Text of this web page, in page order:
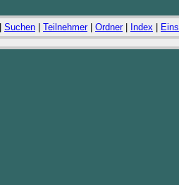
Suchen Teilnehmer| Ordner| Index